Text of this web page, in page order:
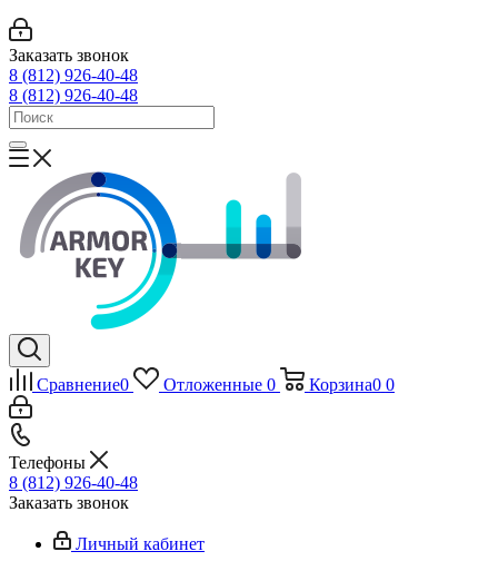
Заказать звонок
8 (812) 926-40-48
8 (812) 926-40-48
Сравнение0 Отложенные 0 Корзина0 0
Телефоны
8 (812) 926-40-48
Заказать звонок
Личный кабинет